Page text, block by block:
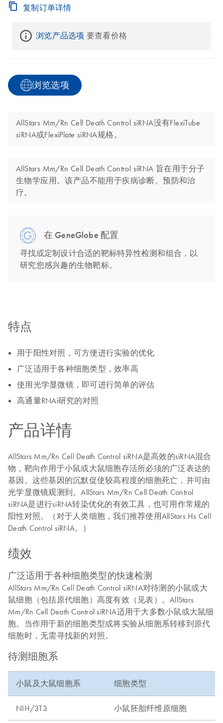
复制订单详情
浏览产品选项 要查看价格
浏览选项
AllStars Mm/Rn Cell Death Control siRNA没有FlexiTube
siRNA或FlexiPlate siRNA规格。
AllStars Mm/Rn Cell Death Control siRNA 旨在用于分子
生物学应用。该产品不能用于疾病诊断、预防和治
疗。
在 GeneGlobe 配置
寻找或定制设计合适的靶标特异性检测和组合，以
研究您感兴趣的生物靶标。
特点
用于阳性对照，可方便进行实验的优化
广泛适用于各种细胞类型，效率高
使用光学显微镜，即可进行简单的评估
高通量RNAi研究的对照
产品详情
AllStars Mm/Rn Cell Death Control siRNA是高效的siRNA混合
物，靶向作用于小鼠或大鼠细胞存活所必须的广泛表达的
基因。这些基因的沉默促使较高程度的细胞死亡，并可由
光学显微镜观测到。AllStars Mm/Rn Cell Death Control
siRNA是进行siRNA转染优化的有效工具，也可用作常规的
阳性对照。（对于人类细胞，我们推荐使用AllStars Hs Cell
Death Control siRNA。）
绩效
广泛适用于各种细胞类型的快速检测
AllStars Mm/Rn Cell Death Control siRNA对待测的小鼠或大
鼠细胞（包括原代细胞）高度有效（见表）。AllStars
Mm/Rn Cell Death Control siRNA适用于大多数小鼠或大鼠细
胞。当作用于新的细胞类型或将实验从细胞系转移到原代
细胞时，无需寻找新的对照。
待测细胞系
小鼠及大鼠细胞系 细胞类型
NIH/3T3 小鼠胚胎纤维原细胞